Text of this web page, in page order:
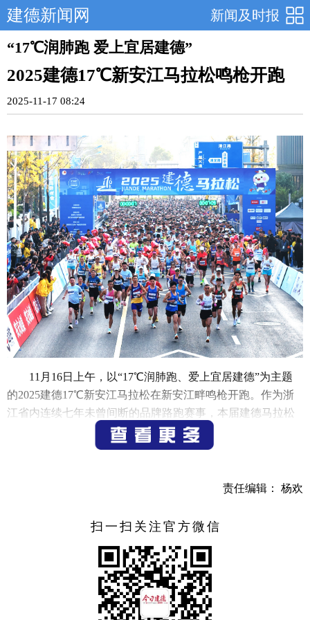
新闻及时报
建德新闻网
“17℃润肺跑 爱上宜居建德”
2025建德17℃新安江马拉松鸣枪开跑
2025-11-17 08:24
11月16日上午，以“17℃润肺跑、爱上宜居建德”为主题
的2025建德17℃新安江马拉松在新安江畔鸣枪开跑。作为浙
江省内连续七年未曾间断的品牌路跑赛事，本届建德马拉松
以独特的赛道风光和深厚的人文底蕴，吸引了来自全国27个
省市的7000余名跑者以及英国、法国、美国等32名外籍选手
感受新安江诗情画意，体验“轻极限运动之城”的魅力。
洪流，如潮水般奔涌出起跑线。他们从市博物馆出发，沿
17℃新安江溯流而上，行经白沙大桥、紫金大桥、新安江水
电站等多个经典地标，沿途欣赏山水相融的自然风光，沉浸
式感受建德深厚的人文底蕴，尽享运动与风光交融的独特体
责任编辑： 杨欢
扫一扫关注官方微信